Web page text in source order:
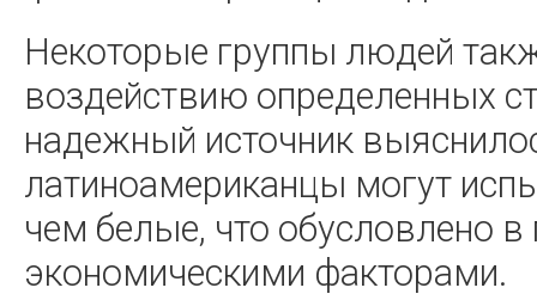
Некоторые группы людей
воздействию определенных
надежный источник
латиноамериканцы могут
чем белые, что обусловлено
экономическими факторами.